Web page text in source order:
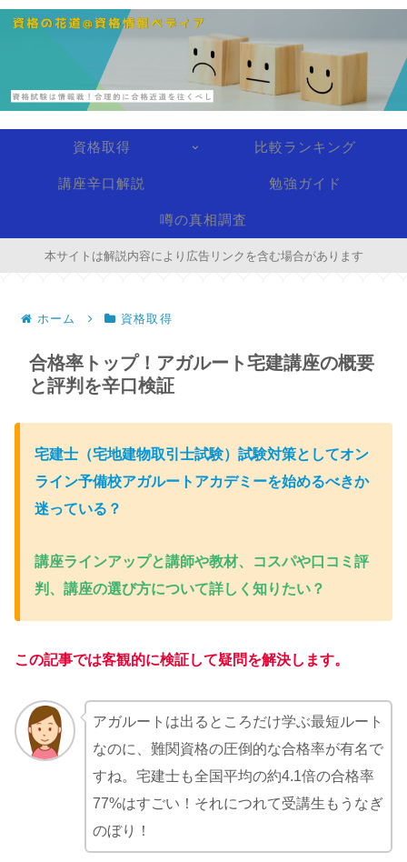
資格取得 比較ランキング
講座辛口解説 勉強ガイド
噂の真相調査
本サイトは解説内容により広告リンクを含む場合があります
ホーム 資格取得
合格率トップ！アガルート宅建講座の概要
と評判を辛口検証
宅建士（宅地建物取引士試験）試験対策としてオン
ライン予備校アガルートアカデミーを始めるべきか
迷っている？
講座ラインアップと講師や教材、コスパや口コミ評
判、講座の選び方について詳しく知りたい？
この記事では客観的に検証して疑問を解決します。
アガルートは出るところだけ学ぶ最短ルート
なのに、難関資格の圧倒的な合格率が有名で
すね。宅建士も全国平均の約4.1倍の合格率
77%はすごい！それにつれて受講生もうなぎ
のぼり！